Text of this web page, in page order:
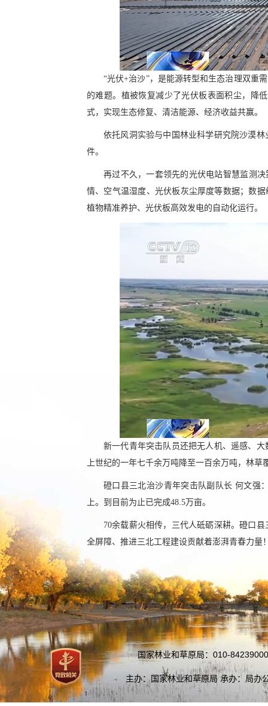
“光伏+治沙”，是能源转型和生态治理双重
的难题。植被恢复减少了光伏板表面积尘，降
式，实现生态修复、清洁能源、经济收益共赢。
依托风洞实验与中国林业科学研究院沙漠
件。
再过不久，一套领先的光伏电站智慧监测
情、空气温湿度、光伏板灰尘厚度等数据；数
植物精准养护、光伏板高效发电的自动化运行。
新一代青年突击队员还把无人机、遥感、
上世纪的一年七千余万吨降至一百余万吨，林
磴口县三北治沙青年突击队副队长 何文强
上。到目前为止已完成48.5万亩。
70余载薪火相传，三代人砥砺深耕。磴口
全屏障、推进三北工程建设贡献着澎湃青春力量
国家林业和草原局：010-
主办：国家林业和草原局 承办：局办